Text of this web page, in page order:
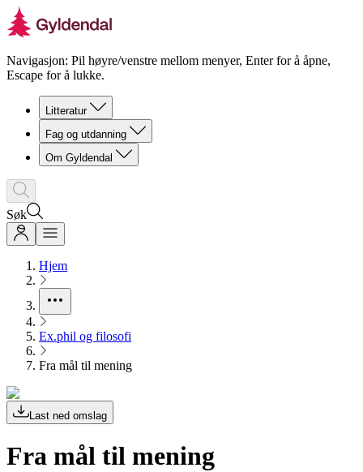
Navigasjon: Pil høyre/venstre mellom menyer, Enter for å åpne,
Escape for å lukke.
Litteratur
Fag og utdanning
Om Gyldendal
Søk
Hjem
Ex.phil og filosofi
Fra mål til mening
Last ned omslag
Fra mål til mening